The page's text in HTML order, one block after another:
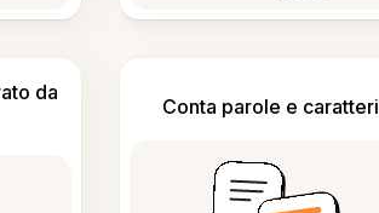
da
Conta parole e caratteri